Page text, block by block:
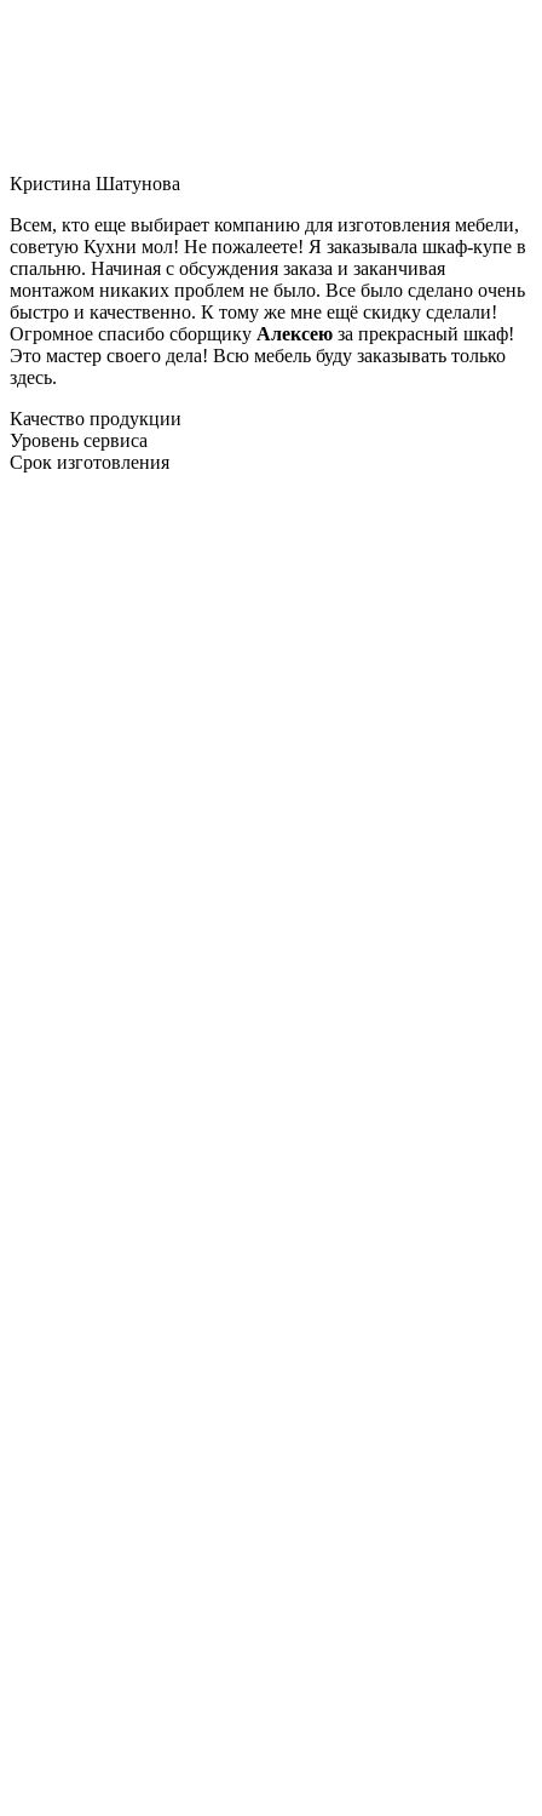
Кристина Шатунова
Всем, кто еще выбирает компанию для изготовления мебели,
советую Кухни мол! Не пожалеете! Я заказывала шкаф-купе в
спальню. Начиная с обсуждения заказа и заканчивая
монтажом никаких проблем не было. Все было сделано очень
быстро и качественно. К тому же мне ещё скидку сделали!
Огромное спасибо сборщику Алексею за прекрасный шкаф!
Это мастер своего дела! Всю мебель буду заказывать только
здесь.
Качество продукции
Уровень сервиса
Срок изготовления